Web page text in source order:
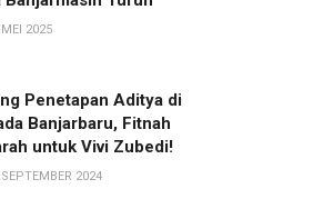
2025
Penetapan Aditya di
Banjarbaru, Fitnah
untuk Vivi Zubedi!
2024